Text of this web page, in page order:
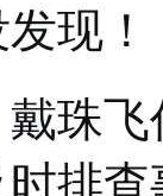
现！
珠
排